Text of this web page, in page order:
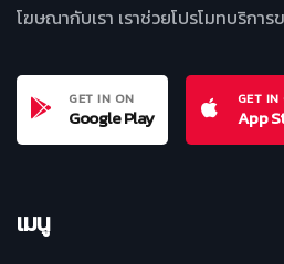
โฆษณากับเรา เราช่วยโปรโมทบริกา
GET IN ON
Google Play
GET IN
App
เมนู